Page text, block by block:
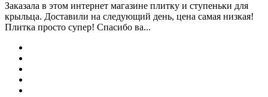
Заказала в этом интернет магазине плитку и ступеньки для
крыльца. Доставили на следующий день, цена самая низкая!
Плитка просто супер! Спасибо ва...